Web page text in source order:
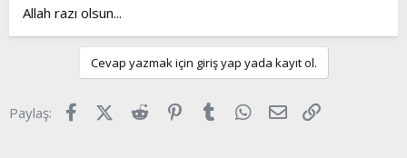
Allah razı olsun...
Cevap yazmak için giriş yap yada kayıt ol.
Paylaş: FacebookX (Twitter)
Reddit Pinterest
Tumblr WhatsApp
E-posta